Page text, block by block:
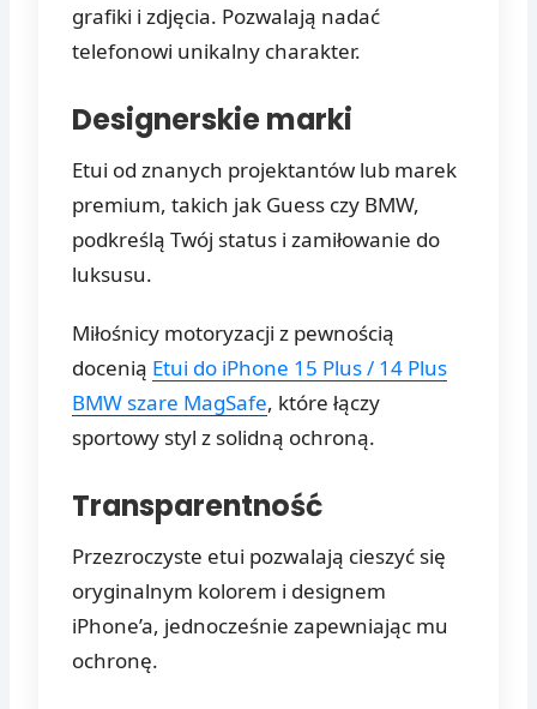
grafiki i zdjęcia. Pozwalają nadać
telefonowi unikalny charakter.
Designerskie marki
Etui od znanych projektantów lub marek
premium, takich jak Guess czy BMW,
podkreślą Twój status i zamiłowanie do
luksusu.
Miłośnicy motoryzacji z pewnością
docenią Etui do iPhone 15 Plus / 14 Plus
BMW szare MagSafe, które łączy
sportowy styl z solidną ochroną.
Transparentność
Przezroczyste etui pozwalają cieszyć się
oryginalnym kolorem i designem
iPhone’a, jednocześnie zapewniając mu
ochronę.